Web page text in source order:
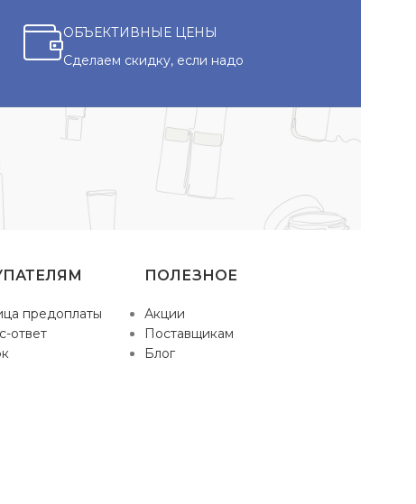
ОБЪЕКТИВНЫЕ ЦЕНЫ
Сделаем скидку, если надо
предоплаты
ответ
ПОЛЕЗНОЕ
Акции
Поставщикам
Блог